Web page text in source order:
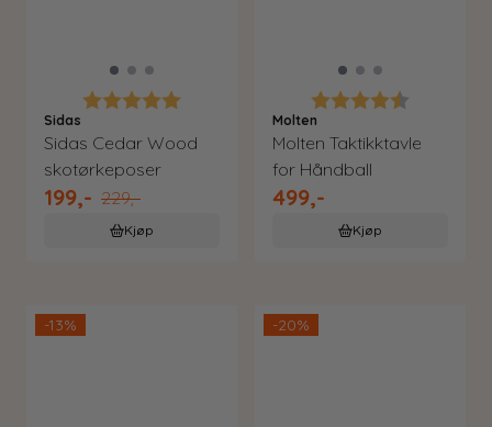
Karakter:
Sidas
Sidas Cedar Wood
skotørkeposer
199,- 229,-
Kjøp
Karakter:
Molten
Molten Taktikktavle
for Håndball
499,-
Kjøp
-13% -20%